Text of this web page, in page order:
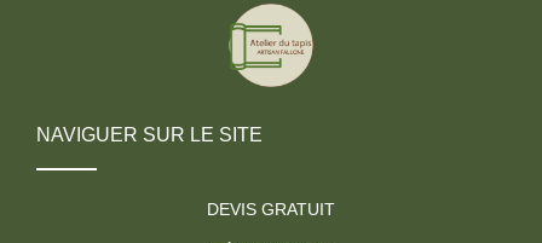
NAVIGUER SUR LE SITE
DEVIS GRATUIT